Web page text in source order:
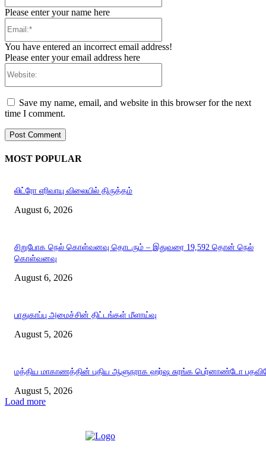
Please enter your name here
You have entered an incorrect email address!
Please enter your email address here
Save my name, email, and website in this browser for the next
time I comment.
MOST POPULAR
லிட்ரோ எரிவாயு விலையில் திருத்தம்
August 6, 2026
சிறுபோக நெல் கொள்வனவு தொடரும் – இதுவரை 19,592 தொன் நெல்
கொள்வனவு
August 6, 2026
பாதுகாப்பு அமைச்சின் திட்டங்கள் மீளாய்வு
August 5, 2026
மத்திய மாகாணத்தின் புதிய ஆளுநராக ஹர்ஷ சுரங்க பெர்னாண்டோ
August 5, 2026
Load more